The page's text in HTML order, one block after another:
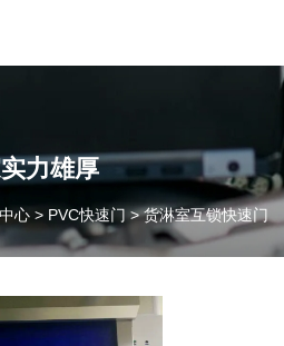
询！
您的工业门 快速门
准交货
力雄厚
心 > PVC快速门 >货淋室互锁快速门